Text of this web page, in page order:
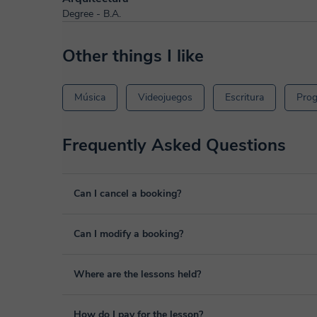
Degree - B.A.
Other things I like
Música Videojuegos Escritura
Frequently Asked Questions
Can I cancel a booking?
Yes, you can cancel booking up to 8 hours before the
Can I modify a booking?
Yes, something unexpected can always happen, so you
Where are the lessons held?
The class is done through classgap’s virtual classroom.